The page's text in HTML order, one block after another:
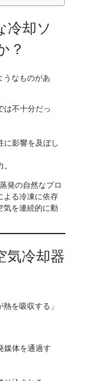
冷却ソ
？
うなものがあ
は不十分だっ
に影響を及ぼし
蒸発の自然なプロ
よる冷凍に依存
気を連続的に動
気冷却器
を吸収する」
媒体を通過す